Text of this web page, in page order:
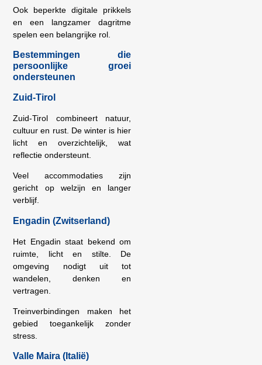
Ook beperkte digitale prikkels
en een langzamer dagritme
spelen een belangrijke rol.
Bestemmingen die
persoonlijke groei
ondersteunen
Zuid-Tirol
Zuid-Tirol combineert natuur,
cultuur en rust. De winter is hier
licht en overzichtelijk, wat
reflectie ondersteunt.
Veel accommodaties zijn
gericht op welzijn en langer
verblijf.
Engadin (Zwitserland)
Het Engadin staat bekend om
ruimte, licht en stilte. De
omgeving nodigt uit tot
wandelen, denken en
vertragen.
Treinverbindingen maken het
gebied toegankelijk zonder
stress.
Valle Maira (Italië)